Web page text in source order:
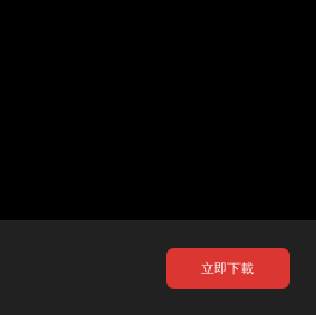
立即下載